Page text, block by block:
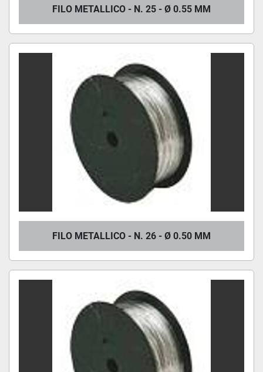
FILO METALLICO - N. 25 - Ø 0.55 MM
FILO METALLICO - N. 26 - Ø 0.50 MM